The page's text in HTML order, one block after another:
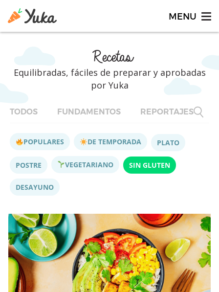
Recetas
Equilibradas, fáciles de preparar y aprobadas
por Yuka
TODOS FUNDAMENTOS REPORTAJES
POPULARES DE TEMPORADA PLATO
POSTRE VEGETARIANO SIN GLUTEN
DESAYUNO